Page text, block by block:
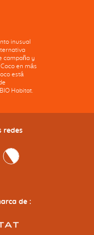
inusual
campaña y
en más
está
Habitat.
redes
Twitter
de :